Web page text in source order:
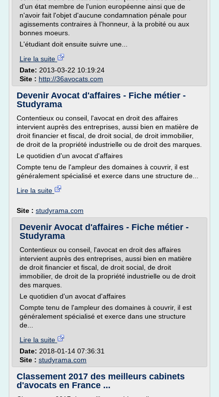
d'un état membre de l'union européenne ainsi que de
n'avoir fait l'objet d'aucune condamnation pénale pour
agissements contraires à l'honneur, à la probité ou aux
bonnes moeurs.
L'étudiant doit ensuite suivre une...
Lire la suite
Date: 2013-03-22 10:19:24
Site : http://36avocats.com
Devenir Avocat d'affaires - Fiche métier -
Studyrama
Contentieux ou conseil, l'avocat en droit des affaires
intervient auprès des entreprises, aussi bien en matière de
droit financier et fiscal, de droit social, de droit immobilier,
de droit de la propriété industrielle ou de droit des marques.
Le quotidien d'un avocat d'affaires
Compte tenu de l'ampleur des domaines à couvrir, il est
généralement spécialisé et exerce dans une structure de...
Lire la suite
Site : studyrama.com
Devenir Avocat d'affaires - Fiche métier -
Studyrama
Contentieux ou conseil, l'avocat en droit des affaires
intervient auprès des entreprises, aussi bien en matière
de droit financier et fiscal, de droit social, de droit
immobilier, de droit de la propriété industrielle ou de droit
des marques.
Le quotidien d'un avocat d'affaires
Compte tenu de l'ampleur des domaines à couvrir, il est
généralement spécialisé et exerce dans une structure
de...
Lire la suite
Date: 2018-01-14 07:36:31
Site : studyrama.com
Classement 2017 des meilleurs cabinets
d'avocats en France ...